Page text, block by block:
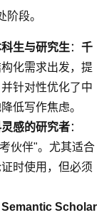
段。
生与研究生 ： 千
化需求出发，提
针对性优化了中
低写作焦虑。
感的研究者：
伙伴"。尤其适合
时使用，但必须
Semantic Scholar